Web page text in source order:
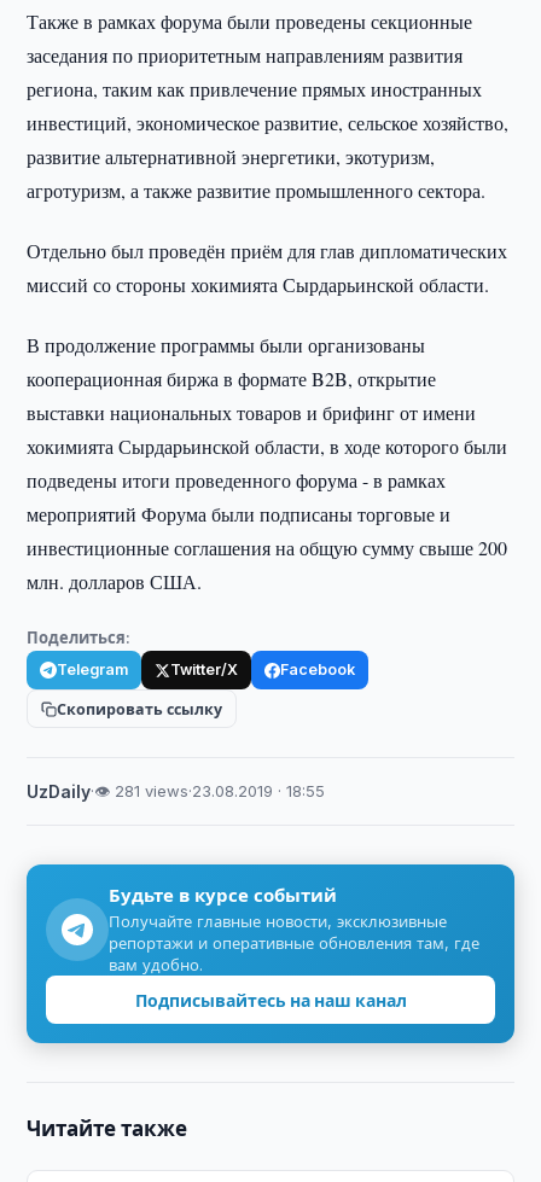
Также в рамках форума были проведены секционные
заседания по приоритетным направлениям развития
региона, таким как привлечение прямых иностранных
инвестиций, экономическое развитие, сельское хозяйство,
развитие альтернативной энергетики, экотуризм,
агротуризм, а также развитие промышленного сектора.
Отдельно был проведён приём для глав дипломатических
миссий со стороны хокимията Сырдарьинской области.
В продолжение программы были организованы
кооперационная биржа в формате B2B, открытие
выставки национальных товаров и брифинг от имени
хокимията Сырдарьинской области, в ходе которого были
подведены итоги проведенного форума - в рамках
мероприятий Форума были подписаны торговые и
инвестиционные соглашения на общую сумму свыше 200
млн. долларов США.
Поделиться:
Telegram Twitter/X Facebook
Скопировать ссылку
UzDaily·👁 281 views·23.08.2019 · 18:55
Будьте в курсе событий
Получайте главные новости, эксклюзивные
репортажи и оперативные обновления там, где
вам удобно.
Подписывайтесь на наш канал
Читайте также